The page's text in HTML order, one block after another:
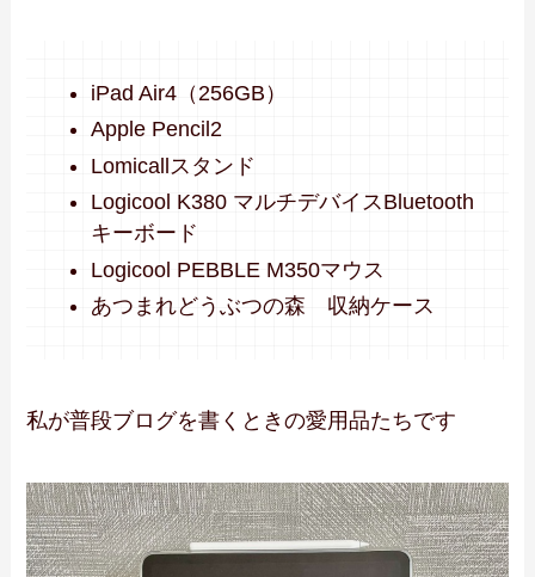
iPad Air4（256GB）
Apple Pencil2
Lomicallスタンド
Logicool K380 マルチデバイスBluetooth
キーボード
Logicool PEBBLE M350マウス
あつまれどうぶつの森 収納ケース
私が普段ブログを書くときの愛用品たちです